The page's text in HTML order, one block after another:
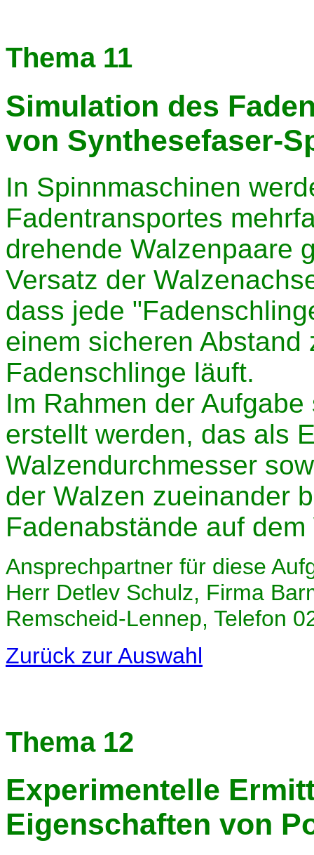
Thema 11
Simulation des
von Synthesefaser-
In Spinnmaschinen
Fadentransportes
drehende Walzenpaare
Versatz der
dass jede
einem sicheren
Fadenschlinge läuft.
Im Rahmen der
erstellt werden, das als
Walzendurchmesser
der Walzen zueinander
Fadenabstände auf
Ansprechpartner für diese
Herr Detlev Schulz, Firma
Remscheid-Lennep, Telefon
Zurück zur Auswahl
Thema 12
Experimentelle
Eigenschaften von